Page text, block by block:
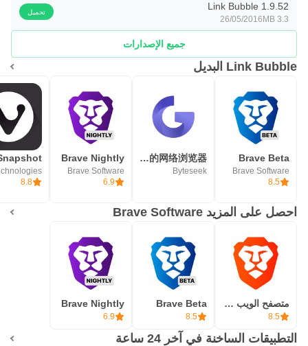
Link Bubble 1.9.52
3.3 MB
26/05/2016
تحميل
جميع الإصدارات
Link Bubble البديل
Brave Beta
Brave Software
8.5
乐感浏览器 - 极速、好用、安全的网络浏览器
Byteseek
Brave Nightly
Brave Software
6.9
8.8
احصل على المزيد Brave Software
متصفح الويب الخاص الشجاع
8.5
Brave Beta
8.5
Brave Nightly
6.9
التطبيقات الساخنة في آخر 24 ساعة